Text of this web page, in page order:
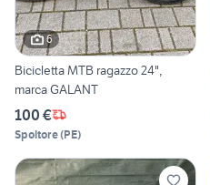
6
Bicicletta MTB ragazzo 24",
marca GALANT
100 €
Spoltore(PE)